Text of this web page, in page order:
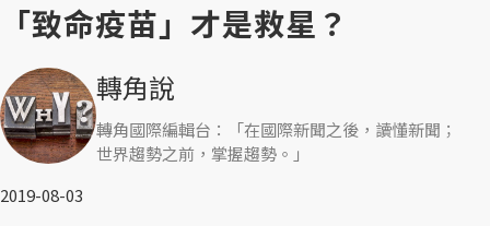
「致命疫苗」才是救星？
轉角說
轉角國際編輯台：「在國際新聞之後，讀懂新聞；
世界趨勢之前，掌握趨勢。」
2019-08-03